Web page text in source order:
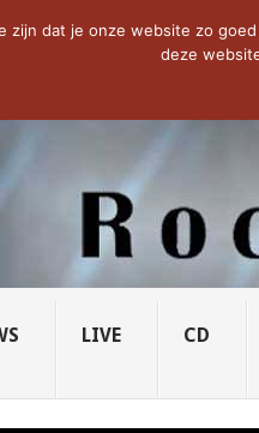
THE VICIOUS HEAD SOCIETY...
LIVE CD
zijn dat je onze website zo
deze